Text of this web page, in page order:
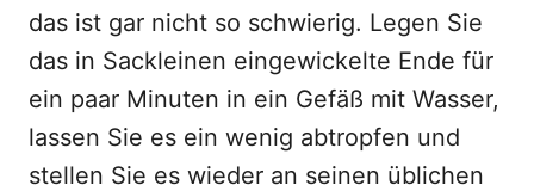
das ist gar nicht so schwierig. Legen Sie
das in Sackleinen eingewickelte Ende für
ein paar Minuten in ein Gefäß mit Wasser,
lassen Sie es ein wenig abtropfen und
stellen Sie es wieder an seinen üblichen